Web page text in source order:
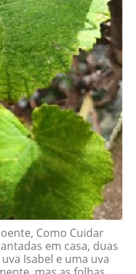
Como Cuidar
em casa, duas
Isabel e uma uva